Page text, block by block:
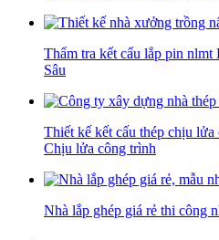
Thẩm tra kết cấu lắp pin
Sâu
Thiết kế kết cấu thép chịu
Chịu lửa công trình
Nhà lắp ghép giá rẻ thi công